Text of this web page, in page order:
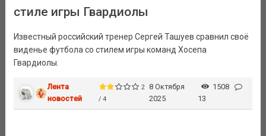
стиле игры Гвардиолы
Известный российский тренер Сергей Ташуев сравнил своё
виденье футбола со стилем игры команд Хосепа
Гвардиолы.
Лента
новостей
2
/ 4
8 Октября
2025
1508
13